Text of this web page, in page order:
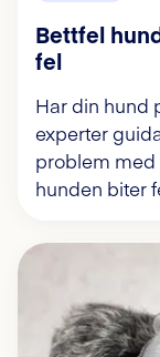
Bettfel
fel
Har din hund
experter
problem med
hunden biter